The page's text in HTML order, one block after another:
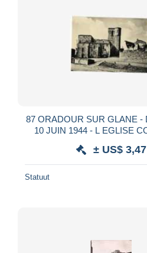
87 ORADOUR SUR GLANE - DETRUIT LE
10 JUIN 1944 - L EGLISE COTE SUD -
± US$ 3,47
Statuut